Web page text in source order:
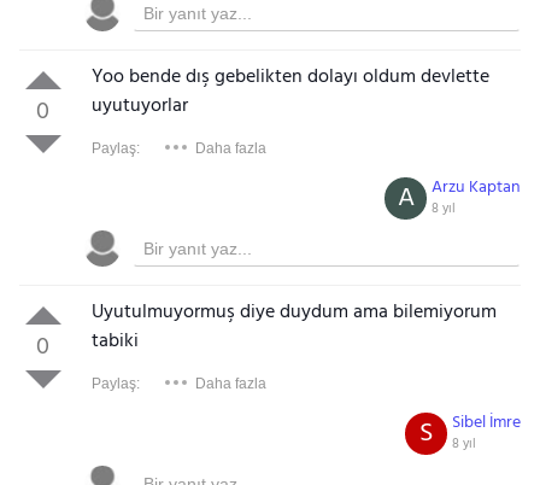
0
Yoo bende dış gebelikten dolayı oldum devlette
uyutuyorlar
Paylaş: Daha fazla
Arzu Kaptan
8 yıl
A
0
Uyutulmuyormuş diye duydum ama bilemiyorum
tabiki
Paylaş: Daha fazla
Sibel İmre
8 yıl
S